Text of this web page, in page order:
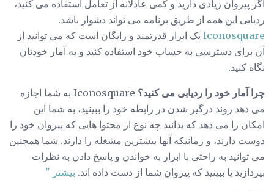
اگر پیروان زیادی دارید و کمی عادلانه از تعامل استفاده می کنید،
ردیابی این همه از طریق برنامه می تواند دشوار باشد.
Iconosquare یک ابزار قدرتمند و رایگان است که می توانید از
آن برای دسترسی به حساب خود استفاده کنید و به آمار خودتان
نگاه کنید.
چرا آمار خود را ردیابی می کنید؟
Iconosquare به شما اجازه
می دهد روند درگیر شدن در رابطه خود را ببینید، به شما این
امکان را می دهد که بدانید چه نوع از محتوا هایی که پیروان خود را
دوست دارند، و زمانیکه آنها بیشترین مشغله را دارند. شما همچنین
می توانید به راحتی با ابزار به خواندن و پاسخ دادن به نظرات
بپردازید یا ببینید که پیروان شما از دست داده اند. بیشتر "